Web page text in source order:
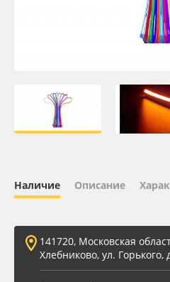
Плёнка монтажная Oratape
ПЭТ листовой
Баннер
Наличие Описание
141720, Московская
Хлебниково, ул.